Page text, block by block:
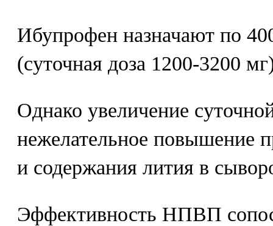
Ибупрофен назначают по
(суточная доза 1200-3200
Однако увеличение
нежелательное повышение
и содержания лития в
Эффективность НПВП